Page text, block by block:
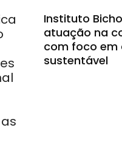
Instituto
atuação na
com foco em
sustentável